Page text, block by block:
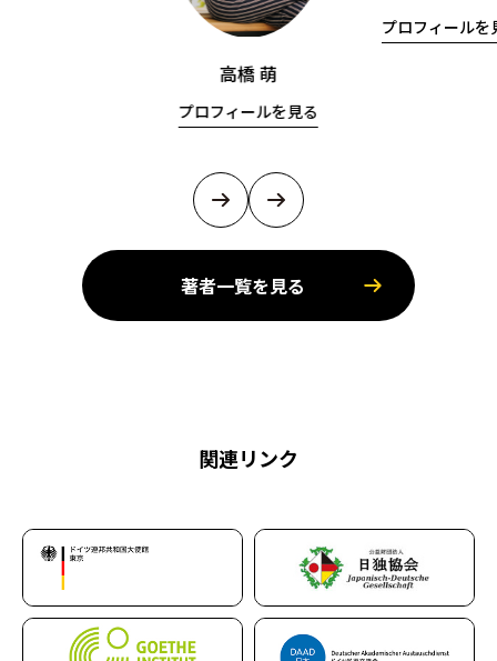
高橋 萌
プロフィールを見る
プロフィールを
著者一覧を見る
関連リンク